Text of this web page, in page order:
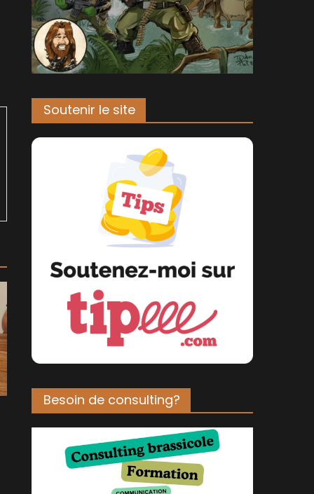
Soutenir le site
Besoin de consulting?